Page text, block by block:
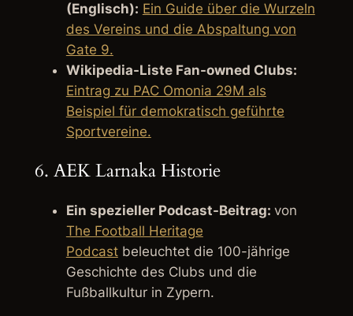
(Englisch): Ein Guide über die Wurzeln
des Vereins und die Abspaltung von
Gate 9.
Wikipedia-Liste Fan-owned Clubs:
Eintrag zu PAC Omonia 29M als
Beispiel für demokratisch geführte
Sportvereine.
6. AEK Larnaka Historie
Ein spezieller Podcast-Beitrag: von
The Football Heritage
Podcastbeleuchtet die 100-jährige
Geschichte des Clubs und die
Fußballkultur in Zypern.